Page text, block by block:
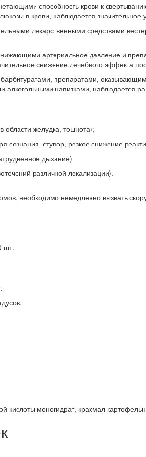
способность крови к
в крови, наблюдается
лекарственными средствами
артериальное давление и
снижение лечебного эффекта
препаратами,
алкогольными напитками, наблюдается
желудка, тошнота);
ступор, резкое снижение
дыхание);
различной локализации).
необходимо немедленно вызвать
шт.
кислоты моногидрат, крахмал